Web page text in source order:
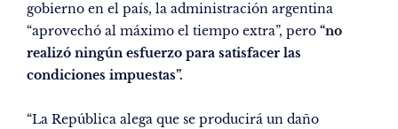
gobierno en el país, la administración argentina
“aprovechó al máximo el tiempo extra”, pero “no
realizó ningún esfuerzo para satisfacer las
condiciones impuestas”.
“La República alega que se producirá un daño